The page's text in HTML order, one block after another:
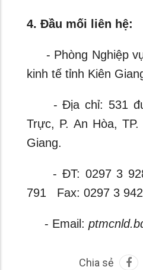
4. Đầu mối liên hệ:
- Phòng Nghiệp
kinh tế tỉnh Kiên
- Địa chỉ: 531
Trực, P. An Hòa,
Giang.
- ĐT: 0297 3 928
791 Fax: 0297 3
- Email:
Chia sẻ